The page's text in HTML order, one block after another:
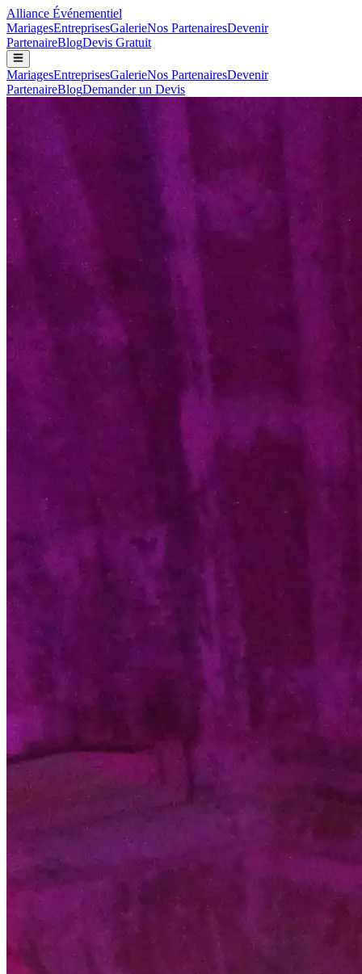
Alliance Événementiel
MariagesEntreprisesGalerieNos PartenairesDevenir
PartenaireBlogDevis Gratuit
MariagesEntreprisesGalerieNos PartenairesDevenir
PartenaireBlogDemander un Devis